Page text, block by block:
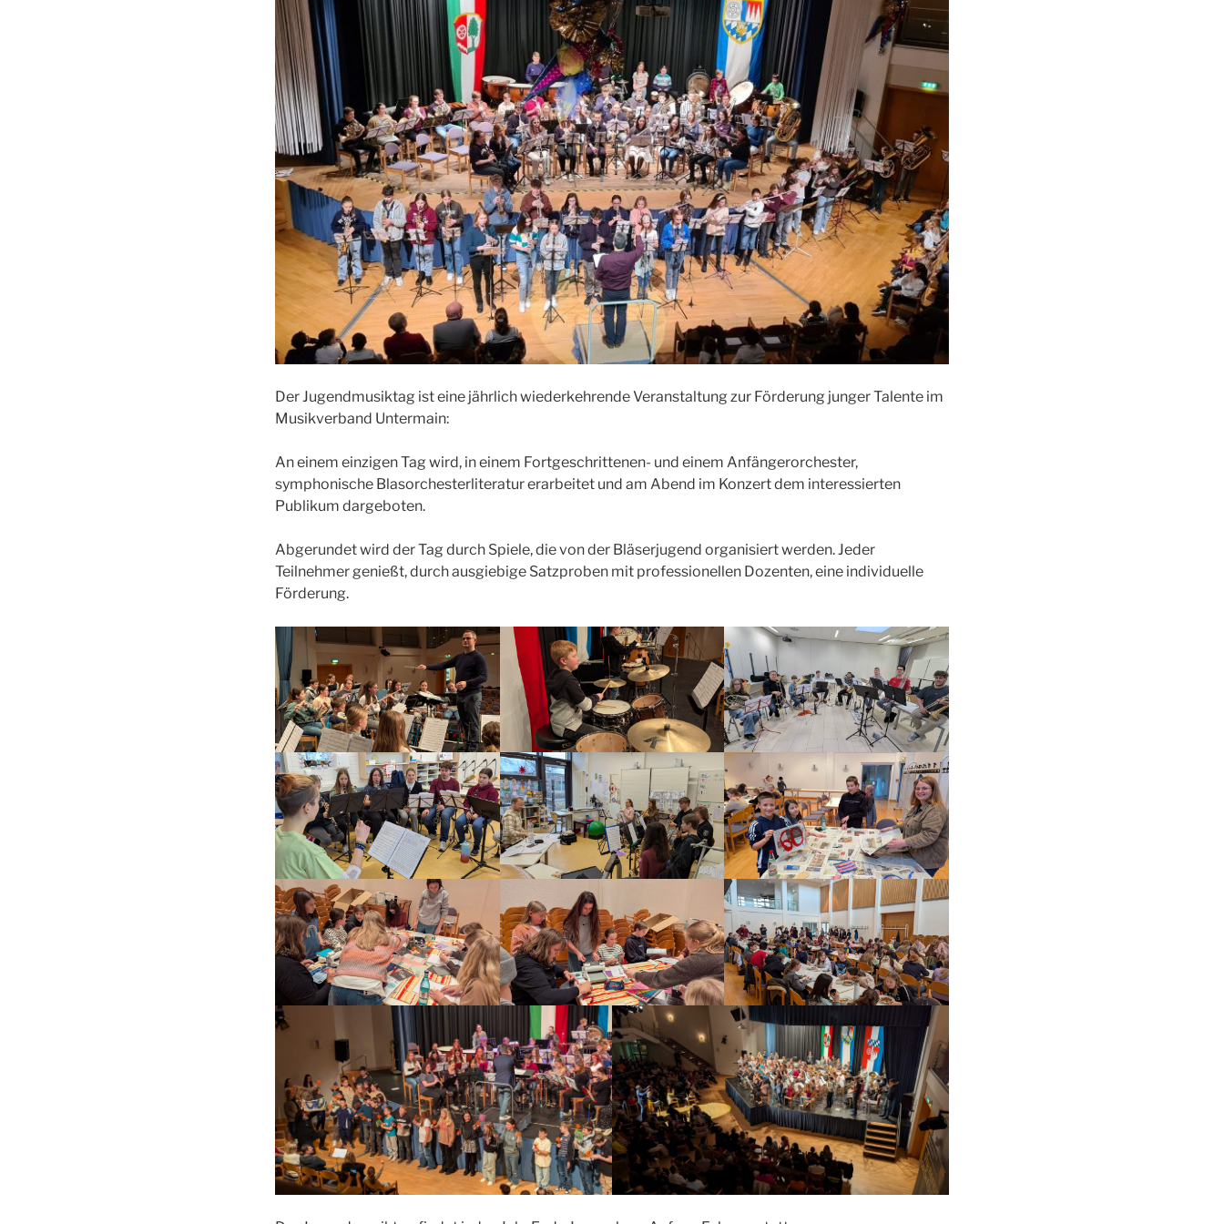
Der Jugendmusiktag ist eine jährlich wiederkehrende Veranstaltung zur Förderung junger Talente im
Musikverband Untermain:
An einem einzigen Tag wird, in einem Fortgeschrittenen- und einem Anfängerorchester,
symphonische Blasorchesterliteratur erarbeitet und am Abend im Konzert dem interessierten
Publikum dargeboten.
Abgerundet wird der Tag durch Spiele, die von der Bläserjugend organisiert werden. Jeder
Teilnehmer genießt, durch ausgiebige Satzproben mit professionellen Dozenten, eine individuelle
Förderung.